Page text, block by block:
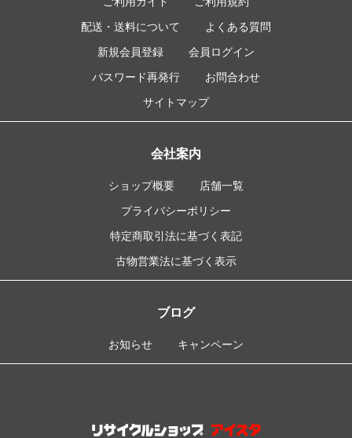
配送・送料について
よくある質問
新規会員登録
会員ログイン
パスワード再発行
お問合わせ
サイトマップ
会社案内
ショップ概要
店舗一覧
プライバシーポリシー
特定商取引法に基づく表記
古物営業法に基づく表示
ブログ
お知らせ キャンペーン